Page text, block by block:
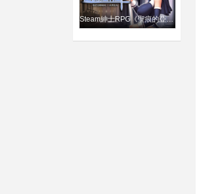
Steam紳士RPG《聖痕的亞莉亞》修女獻身拯救世界「舒吟」都精彩